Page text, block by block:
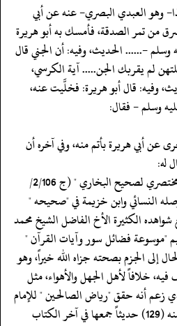
وهو العبدي البصري- عنه عن أبي
من تمر الصدقة، فأمسك به أبو هريرة
وسلم -...... الحديث، وفيه: أن الجني قال
لم يقربك الجن..... آية الكرسي،
وفيه: قال أبو هريرة: فخلَّيت عنه،
وسلم - فقال:
أبي هريرة بأتم منه، وفي آخره أن
له:
لصحيح البخاري " (ج 2/106/
النسائي وابن خزيمة في "صحيحه "
شواهده الكثيرة الأخ الفاضل الشيخ محمد
"موسوعة فضائل سور وآيات القرآن "
الحال إلى الجزم بصحته جزاه الله خيراً، وهو
خلافاً لأهل الجهل والأهواء، مثل
زعم أنه حقق "رياض الصالحين " للإمام
النووي- رحمه الله-، واستخرج منه (129) حديثاً جمعها في آخر الكتاب